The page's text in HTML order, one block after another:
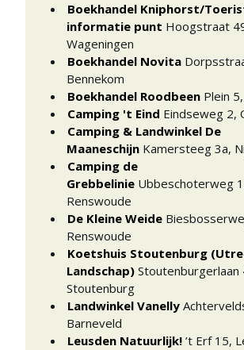
Boekhandel Kniphorst/
informatie punt Hoogstraat
Wageningen
Boekhandel Novita
Bennekom
Boekhandel Roodbeen Plein 5,
Camping 't Eind Eindseweg 2,
Camping & Landwinkel De
Maaneschijn Kamersteeg 3a,
Camping de
Grebbelinie Ubbeschoterweg
Renswoude
De Kleine Weide
Renswoude
Koetshuis Stoutenburg
Landschap) Stoutenburgerlaan
Stoutenburg
Landwinkel Vanelly
Barneveld
Leusden Natuurlijk! ’t Erf 15,